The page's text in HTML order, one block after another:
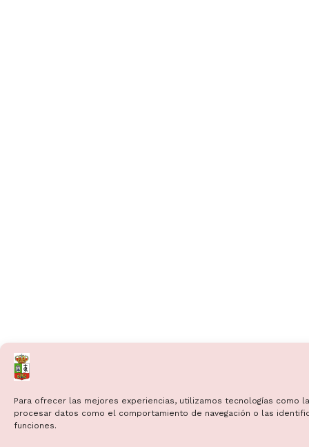
Para ofrecer las mejores experiencias, utilizamos tecnologías
procesar datos como el comportamiento de navegación o las
funciones.